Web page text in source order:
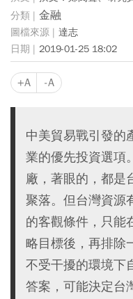
金融
達志
2019-01-25 18:02
+A -A
中美貿易戰引發的
業的優先投資選項
廠，著眼的，都是
聚落。但台灣資源
的客觀條件，只能
略目標後，再排除
不受干擾的環境下
答案，可能決定台